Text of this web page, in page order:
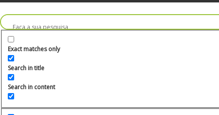
Ir
para
o
conteúdo
Exact matches only
Search in title
Search in content